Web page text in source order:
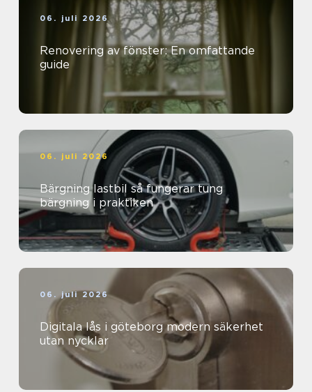
06. juli 2026
Renovering av fönster: En omfattande
guide
06. juli 2026
Bärgning lastbil så fungerar tung
bärgning i praktiken
06. juli 2026
Digitala lås i göteborg modern säkerhet
utan nycklar